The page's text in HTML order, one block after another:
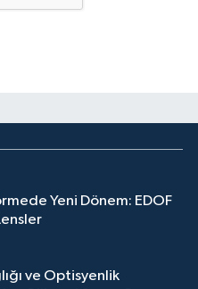
Yeni Dönem: EDOF
ve Optisyenlik